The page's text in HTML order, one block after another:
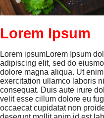
Lorem Ipsum
Lorem ipsumLorem Ipsum
adipiscing elit, sed do
dolore magna aliqua. Ut
exercitation ullamco laboris
consequat. Duis aute irure
velit esse cillum dolore eu
occaecat cupidatat non